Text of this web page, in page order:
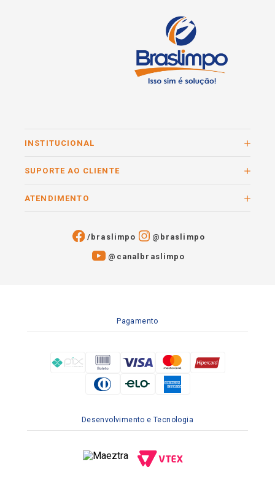
INSTITUCIONAL
SUPORTE AO CLIENTE
ATENDIMENTO
/braslimpo @braslimpo
@canalbraslimpo​
Pagamento
Desenvolvimento e Tecnologia